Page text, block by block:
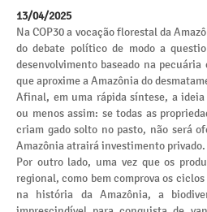
13/04/2025
Na COP30 a vocação florestal da
do debate político de modo a
desenvolvimento baseado na
que aproxime a Amazônia do
Afinal, em uma rápida síntese, a
ou menos assim: se todas as
criam gado solto no pasto, não será
Amazônia atrairá investimento privado.
Por outro lado, uma vez que os
regional, como bem comprova os
na história da Amazônia, a